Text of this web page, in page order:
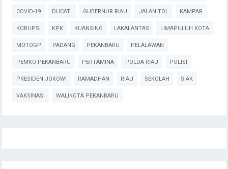
COVID-19 DUCATI GUBERNUR RIAU JALAN TOL KAMPAR
KORUPSI KPK KUANSING LAKALANTAS LIMAPULUH KOTA
MOTOGP PADANG PEKANBARU PELALAWAN
PEMKO PEKANBARU PERTAMINA POLDA RIAU POLISI
PRESIDEN JOKOWI RAMADHAN RIAU SEKOLAH SIAK
VAKSINASI WALIKOTA PEKANBARU